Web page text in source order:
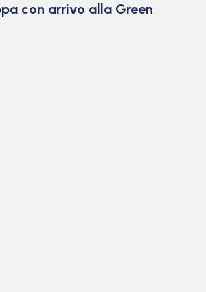
con arrivo alla Green